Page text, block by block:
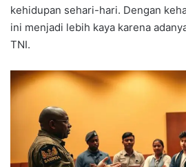
kehidupan sehari-hari. Dengan
ini menjadi lebih kaya karena
TNI.